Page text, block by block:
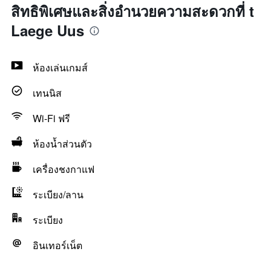
สิทธิพิเศษและสิ่งอำนวยความสะดวกที่ t
Laege Uus
ห้องเล่นเกมส์
เทนนิส
Wi-Fi ฟรี
ห้องน้ำส่วนตัว
เครื่องชงกาแฟ
ระเบียง/ลาน
ระเบียง
อินเทอร์เน็ต